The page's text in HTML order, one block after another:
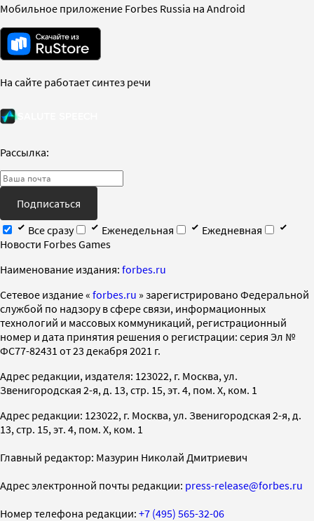
Мобильное приложение Forbes Russia на Android
На сайте работает синтез речи
Рассылка:
Подписаться
Все сразу
Еженедельная
Ежедневная
Новости Forbes Games
Наименование издания: forbes.ru
Cетевое издание « forbes.ru » зарегистрировано Федеральной
службой по надзору в сфере связи, информационных
технологий и массовых коммуникаций, регистрационный
номер и дата принятия решения о регистрации: серия Эл №
ФС77-82431 от 23 декабря 2021 г.
Адрес редакции, издателя: 123022, г. Москва, ул.
Звенигородская 2-я, д. 13, стр. 15, эт. 4, пом. X, ком. 1
Адрес редакции: 123022, г. Москва, ул. Звенигородская 2-я, д.
13, стр. 15, эт. 4, пом. X, ком. 1
Главный редактор: Мазурин Николай Дмитриевич
Адрес электронной почты редакции: press-release@forbes.ru
Номер телефона редакции: +7 (495) 565-32-06